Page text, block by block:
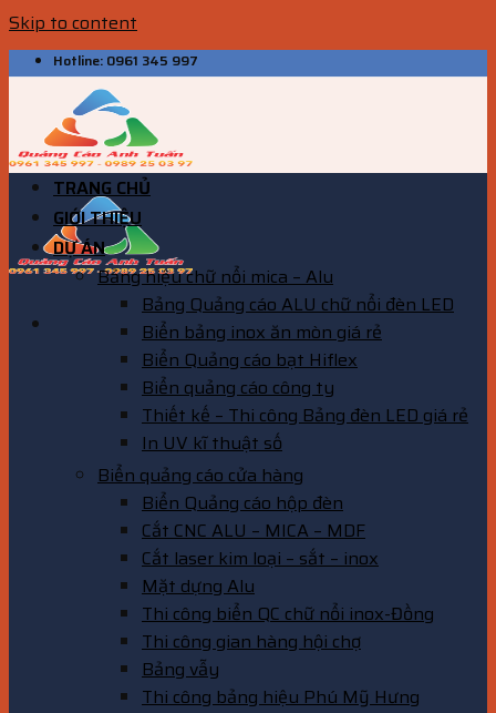
Skip to content
Hotline: 0961 345 997
TRANG CHỦ
GIỚI THIỆU
DỰ ÁN
Bảng hiệu chữ nổi mica – Alu
Bảng Quảng cáo ALU chữ nổi đèn LED
Biển bảng inox ăn mòn giá rẻ
Biển Quảng cáo bạt Hiflex
Biển quảng cáo công ty
Thiết kế – Thi công Bảng đèn LED giá rẻ
In UV kĩ thuật số
Biển quảng cáo cửa hàng
Biển Quảng cáo hộp đèn
Cắt CNC ALU – MICA – MDF
Cắt laser kim loại – sắt – inox
Mặt dựng Alu
Thi công biển QC chữ nổi inox-Đồng
Thi công gian hàng hội chợ
Bảng vẫy
Thi công bảng hiệu Phú Mỹ Hưng